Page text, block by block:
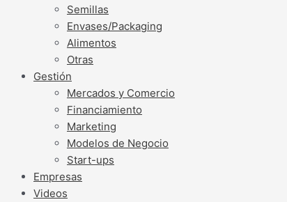
Semillas
Envases/Packaging
Alimentos
Otras
Gestión
Mercados y Comercio
Financiamiento
Marketing
Modelos de Negocio
Start-ups
Empresas
Videos